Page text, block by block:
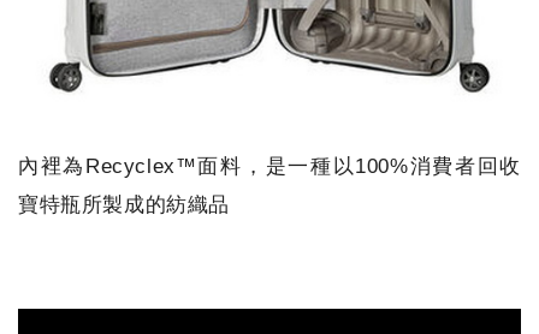
內裡為Recyclex™面料，是一種以100%消費者回收
寶特瓶所製成的紡織品